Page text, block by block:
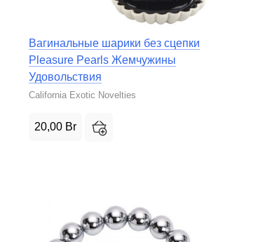
Вагинальные шарики без сцепки
Pleasure Pearls Жемчужины
Удовольствия
California Exotic Novelties
20,00 Br